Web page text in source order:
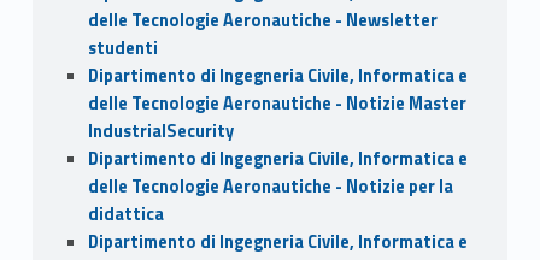
delle Tecnologie Aeronautiche - Newsletter
studenti
Dipartimento di Ingegneria Civile, Informatica e
delle Tecnologie Aeronautiche - Notizie Master
IndustrialSecurity
Dipartimento di Ingegneria Civile, Informatica e
delle Tecnologie Aeronautiche - Notizie per la
didattica
Dipartimento di Ingegneria Civile, Informatica e